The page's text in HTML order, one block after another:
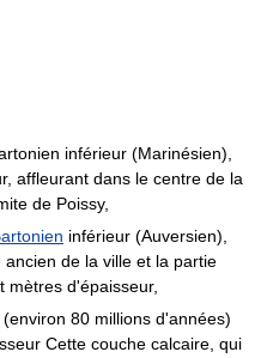
inférieur (Marinésien),
affleurant dans le centre de la
de Poissy,
inférieur (Auversien),
de la ville et la partie
mètres d'épaisseur,
(environ 80 millions d'années)
Cette couche calcaire, qui